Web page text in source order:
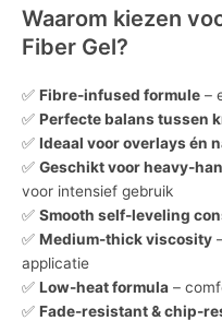
Waarom kiezen
Fiber Gel?
✅ Fibre-infused formule –
✅ Perfecte balans tussen
✅ Ideaal voor overlays én
✅ Geschikt voor heavy-
voor intensief gebruik
✅ Smooth self-leveling
✅ Medium-thick viscosity
applicatie
✅ Low-heat formula –
✅ Fade-resistant & chip-